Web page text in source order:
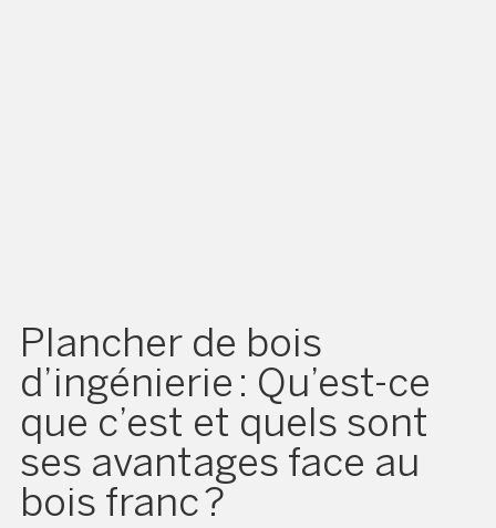
Plancher de bois
d’ingénierie : Qu’est-ce
que c’est et quels sont
ses avantages face au
bois franc ?